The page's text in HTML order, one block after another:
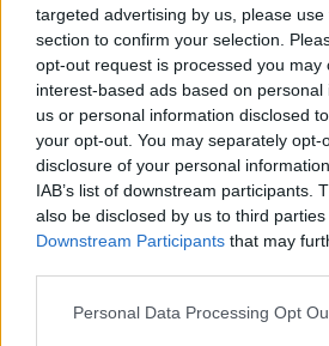
targeted advertising by us, please
section to confirm your selection.
opt-out request is processed you may
interest-based ads based on
us or personal information disclosed
your opt-out. You may separately opt-
disclosure of your personal
IAB’s list of downstream participants.
also be disclosed by us to third
Downstream Participants that may
Personal Data Processing Opt
T. szereti a fiatal
Pedig szóltam… –
nőknek, amikor
A legidegesítőbb
gyűjteménye